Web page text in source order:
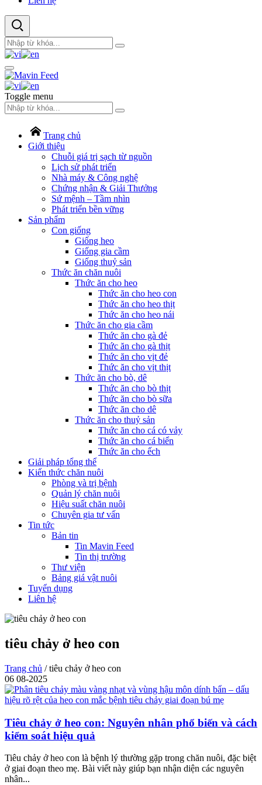
Toggle menu
Trang chủ
Giới thiệu
Chuỗi giá trị sạch từ nguồn
Lịch sử phát triển
Nhà máy & Công nghệ
Chứng nhận & Giải Thưởng
Sứ mệnh – Tầm nhìn
Phát triển bền vững
Sản phẩm
Con giống
Giống heo
Giống gia cầm
Giống thuỷ sản
Thức ăn chăn nuôi
Thức ăn cho heo
Thức ăn cho heo con
Thức ăn cho heo thịt
Thức ăn cho heo nái
Thức ăn cho gia cầm
Thức ăn cho gà đẻ
Thức ăn cho gà thịt
Thức ăn cho vịt đẻ
Thức ăn cho vịt thịt
Thức ăn cho bò, dê
Thức ăn cho bò thịt
Thức ăn cho bò sữa
Thức ăn cho dê
Thức ăn cho thuỷ sản
Thức ăn cho cá có vảy
Thức ăn cho cá biển
Thức ăn cho ếch
Giải pháp tổng thể
Kiến thức chăn nuôi
Phòng và trị bệnh
Quản lý chăn nuôi
Hiệu suất chăn nuôi
Chuyên gia tư vấn
Tin tức
Bản tin
Tin Mavin Feed
Tin thị trường
Thư viện
Bảng giá vật nuôi
Tuyển dụng
Liên hệ
tiêu chảy ở heo con
Trang chủ /tiêu chảy ở heo con
06 08-2025
Tiêu chảy ở heo con: Nguyên nhân phổ biến và cách
kiểm soát hiệu quả
Tiêu chảy ở heo con là bệnh lý thường gặp trong chăn nuôi, đặc biệt
ở giai đoạn theo mẹ. Bài viết này giúp bạn nhận diện các nguyên
nhân...